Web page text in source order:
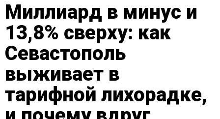
Миллиард в минус и
13,8% сверху: как
Севастополь
выживает в
тарифной лихорадке,